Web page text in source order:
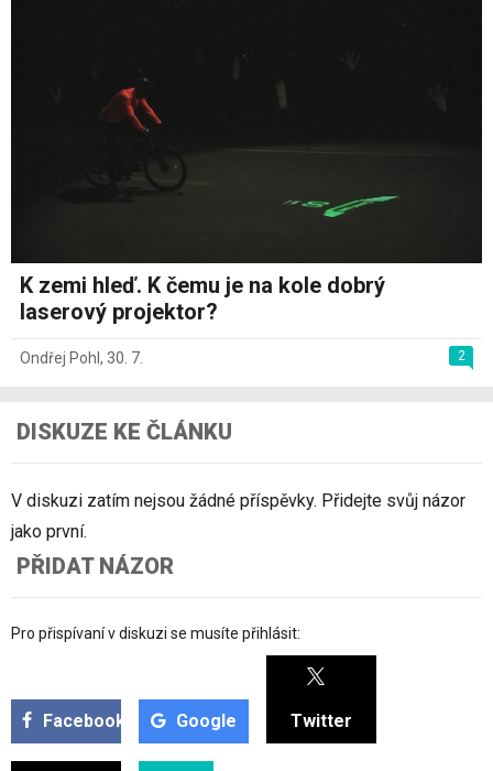
K zemi hleď. K čemu je na kole dobrý
laserový projektor?
2
Ondřej Pohl , 30. 7.
DISKUZE KE ČLÁNKU
V diskuzi zatím nejsou žádné příspěvky. Přidejte svůj názor
jako první.
PŘIDAT NÁZOR
Pro přispívaní v diskuzi se musíte přihlásit:
Facebook Google Twitter